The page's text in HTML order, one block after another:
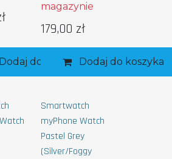
Dodaj do koszyka
magazynie
179,00 zł
Dodaj do koszyka
Smartwatch
myPhone Watch
Pastel Grey
(Silver/Foggy